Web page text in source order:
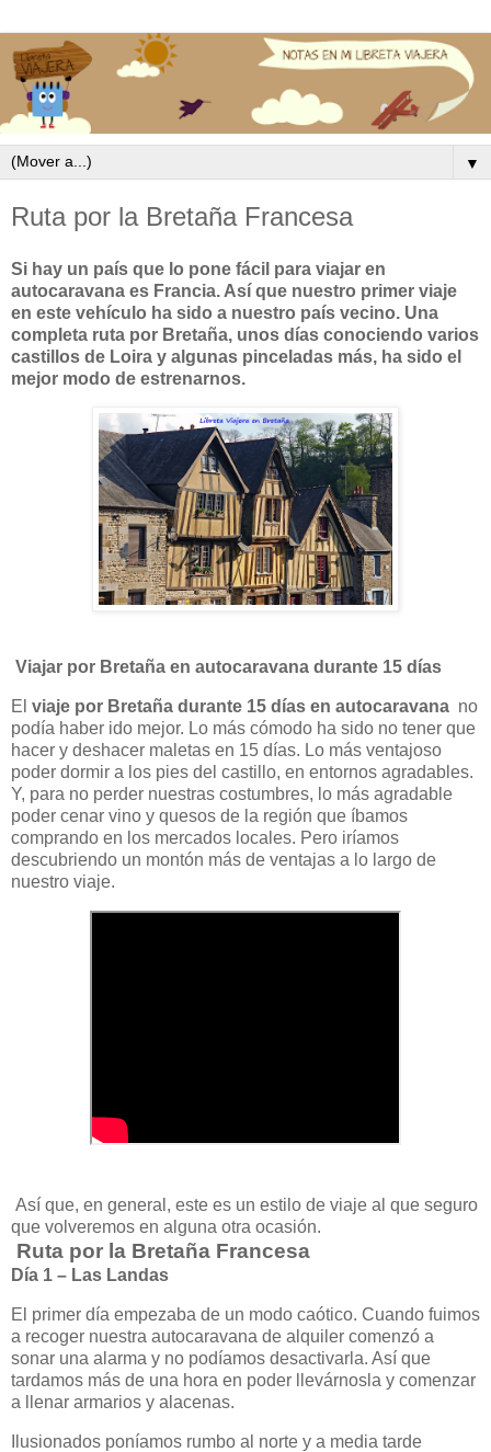
▼
Ruta por la Bretaña Francesa
Si hay un país que lo pone fácil para viajar en
autocaravana es Francia. Así que nuestro primer viaje
en este vehículo ha sido a nuestro país vecino. Una
completa ruta por Bretaña, unos días conociendo varios
castillos de Loira y algunas pinceladas más, ha sido el
mejor modo de estrenarnos.
Viajar por Bretaña en autocaravana durante 15 días
El viaje por Bretaña durante 15 días en autocaravana no
podía haber ido mejor. Lo más cómodo ha sido no tener que
hacer y deshacer maletas en 15 días. Lo más ventajoso
poder dormir a los pies del castillo, en entornos agradables.
Y, para no perder nuestras costumbres, lo más agradable
poder cenar vino y quesos de la región que íbamos
comprando en los mercados locales. Pero iríamos
descubriendo un montón más de ventajas a lo largo de
nuestro viaje.
Así que, en general, este es un estilo de viaje al que seguro
que volveremos en alguna otra ocasión.
Ruta por la Bretaña Francesa
Día 1 – Las Landas
El primer día empezaba de un modo caótico. Cuando fuimos
a recoger nuestra autocaravana de alquiler comenzó a
sonar una alarma y no podíamos desactivarla. Así que
tardamos más de una hora en poder llevárnosla y comenzar
a llenar armarios y alacenas.
Ilusionados poníamos rumbo al norte y a media tarde